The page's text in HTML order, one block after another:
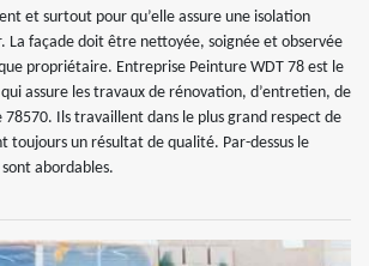
et surtout pour qu’elle assure une isolation
La façade doit être nettoyée, soignée et observée
propriétaire. Entreprise Peinture WDT 78 est le
assure les travaux de rénovation, d’entretien, de
78570. Ils travaillent dans le plus grand respect de
toujours un résultat de qualité. Par-dessus le
abordables.